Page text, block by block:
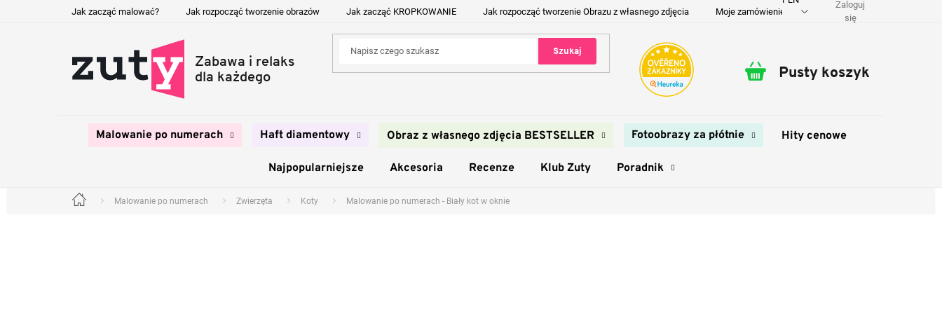
Jak zacząć malować? Jak rozpocząć tworzenie obrazów Jak zacząć KROPKOWANIE Jak rozpocząć tworzenie Obrazu z własnego zdjęcia Moje zamówienie Dostawa i płatność
Zaloguj
się
Szukaj
Koszyk
Pusty koszyk
Malowanie po numerach Haft diamentowy Obraz z własnego zdjęcia BESTSELLER Fotoobrazy za płótnie Hity cenowe
Najpopularniejsze Akcesoria Recenze Klub Zuty Poradnik
Home Malowanie po numerach Zwierzęta Koty Malowanie po numerach - Biały kot w oknie